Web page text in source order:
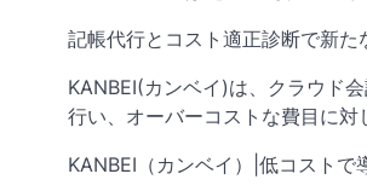
記帳代行とコスト適正診断で新
KANBEI(カンベイ)は、クラウド
行い、オーバーコストな費目に
KANBEI（カンベイ）|低コストで